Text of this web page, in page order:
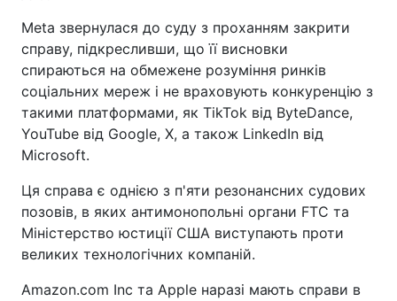
Meta звернулася до суду з проханням закрити
справу, підкресливши, що її висновки
спираються на обмежене розуміння ринків
соціальних мереж і не враховують конкуренцію з
такими платформами, як TikTok від ByteDance,
YouTube від Google, X, а також LinkedIn від
Microsoft.
Ця справа є однією з п'яти резонансних судових
позовів, в яких антимонопольні органи FTC та
Міністерство юстиції США виступають проти
великих технологічних компаній.
Amazon.com Inc та Apple наразі мають справи в